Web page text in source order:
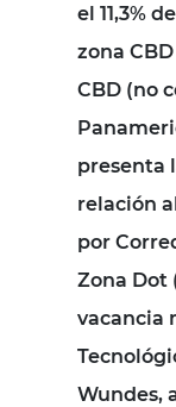
el 11,3%
zona
CBD (no
presenta
relación
por
Zona Dot
vacancia
Wundes,